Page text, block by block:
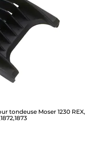
tondeuse Moser 1230 REX,